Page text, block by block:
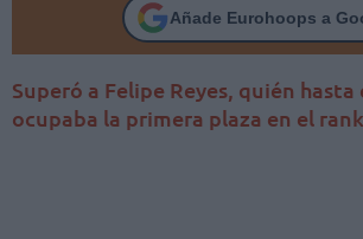
Añade Eurohoops a
Superó a Felipe Reyes, quién hasta
ocupaba la primera plaza en el